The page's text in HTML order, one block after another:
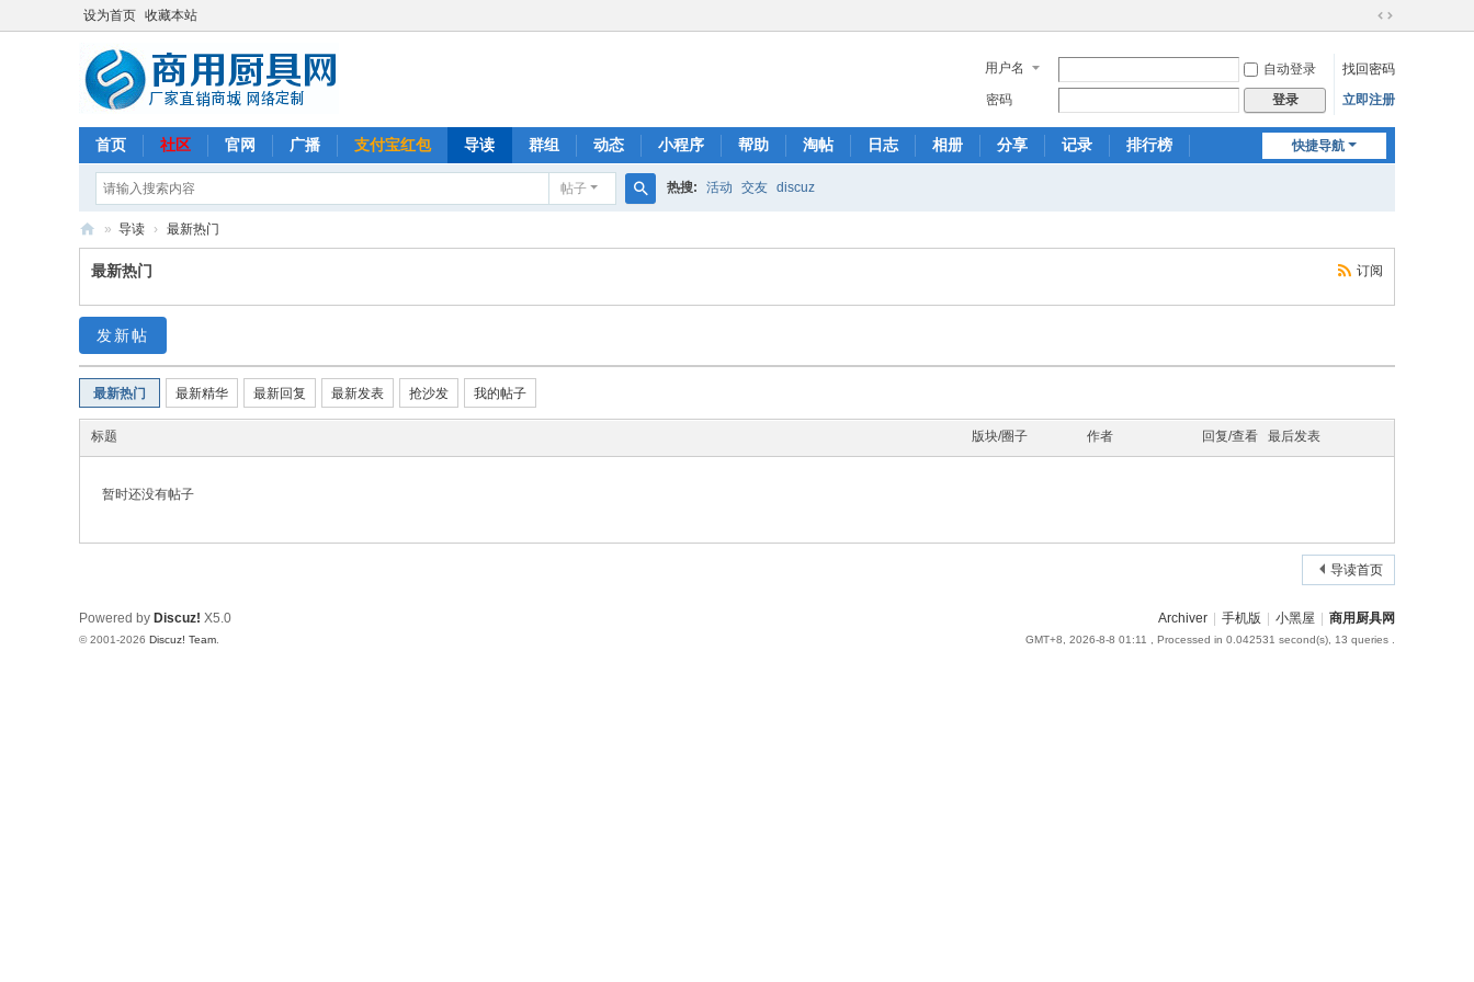
设为首页 收藏本站
切
到
宽
用户名 自动登录
找回密码
密码
登录 立即注册
快捷导航
首页 社区 官网 广播 支付宝红包 导读 群组 动态 小程序 帮助 淘帖 日志 相册 分享 记录 排行榜
帖子
索
热搜: 活动 交友 discuz
商
厨
具
网
» 导读 › 最新热门
订阅
最新热门
发新帖
最新热门 最新精华 最新回复 最新发表 抢沙发 我的帖子
标题 版块/圈子 作者 回复/查看 最后发表
暂时还没有帖子
导读首页
Archiver 手机版 小黑屋 商用厨具网
GMT+8, 2026-8-8 01:11 , Processed in 0.042531 second(s), 13 queries .
Powered by Discuz! X5.0
© 2001-2026 Discuz! Team